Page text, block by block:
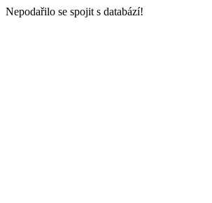
Nepodařilo se spojit s databází!